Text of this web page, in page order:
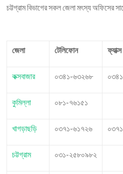
চট্টগ্রাম বিভাগের সকল জেলা মৎস্য অফিসের
জেলা টেলিফোন ফ্যাক্স
কক্সবাজার ০৩৪১-৬৩২৬৮
কুমিল্লা ০৮১-৭৬১৫১
খাগড়াছড়ি ০৩৭১-৬১৭২৬
চট্টগ্রাম ০৩১-২৫৮০৯৮২